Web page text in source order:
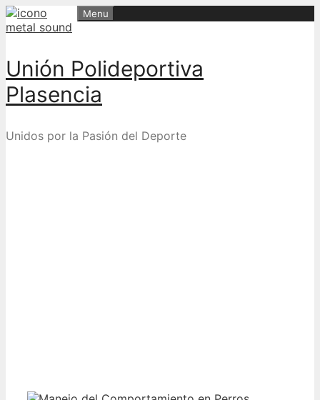
Skip
to
Unión Polideportiva
Plasencia
Unidos por la Pasión del Deporte
Menu